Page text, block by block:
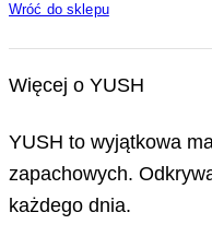
Wróć do sklepu
Więcej o YUSH
YUSH to wyjątkowa
zapachowych.
każdego dnia.